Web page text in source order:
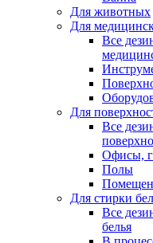
Для животных
Для
Все
Для
Все
Офисы,
Полы
Для стирки
Все
белья